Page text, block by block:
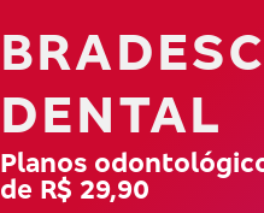
DENTAL
Planos
de R$ 29,90